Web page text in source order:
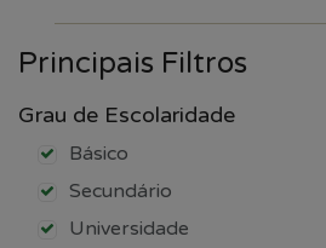
Principais Filtros
Grau de Escolaridade
Básico
Secundário
Universidade